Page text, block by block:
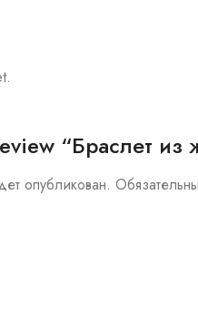
“Браслет из
опубликован.